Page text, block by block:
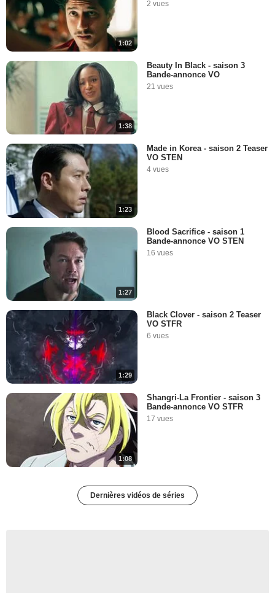
1:02
2 vues
1:38
Beauty In Black - saison 3
Bande-annonce VO
21 vues
1:23
Made in Korea - saison 2 Teaser
VO STEN
4 vues
1:27
Blood Sacrifice - saison 1
Bande-annonce VO STEN
16 vues
1:29
Black Clover - saison 2 Teaser
VO STFR
6 vues
1:08
Shangri-La Frontier - saison 3
Bande-annonce VO STFR
17 vues
Dernières vidéos de séries